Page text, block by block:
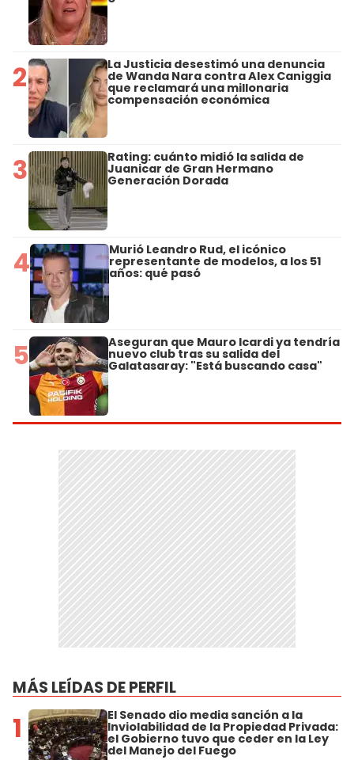
2 La Justicia desestimó una denuncia
de Wanda Nara contra Alex Caniggia
que reclamará una millonaria
compensación económica
3 Rating: cuánto midió la salida de
Juanicar de Gran Hermano
Generación Dorada
4 Murió Leandro Rud, el icónico
representante de modelos, a los 51
años: qué pasó
5 Aseguran que Mauro Icardi ya tendría
nuevo club tras su salida del
Galatasaray: "Está buscando casa"
MÁS LEÍDAS DE PERFIL
1 El Senado dio media sanción a la
Inviolabilidad de la Propiedad Privada:
el Gobierno tuvo que ceder en la Ley
del Manejo del Fuego